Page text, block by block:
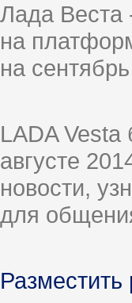
Лада Веста
на
на
LADA
августе
новости,
для